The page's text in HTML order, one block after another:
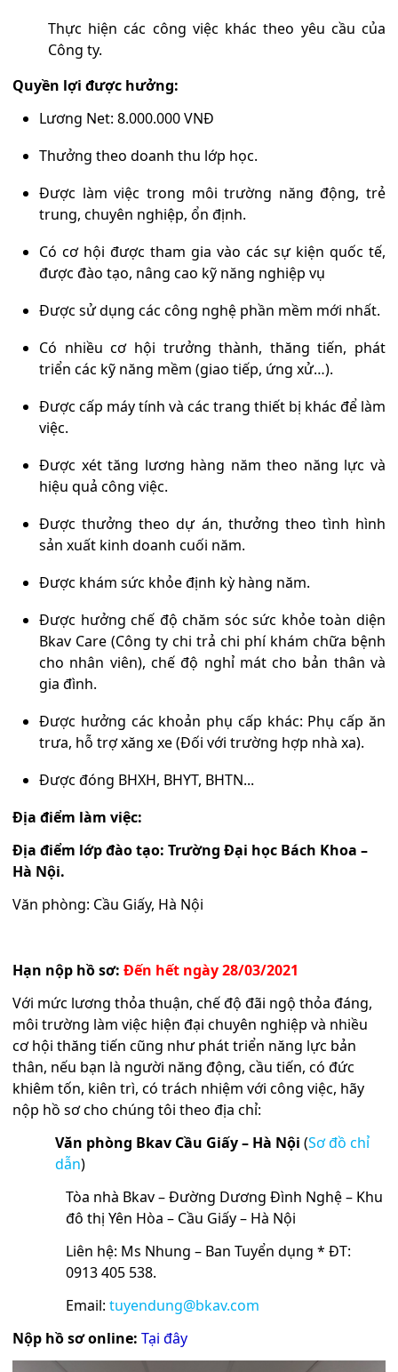
Thực hiện các công việc khác theo yêu cầu của
Công ty.
Quyền lợi được hưởng:
Lương Net: 8.000.000 VNĐ
Thưởng theo doanh thu lớp học.
Được làm việc trong môi trường năng động, trẻ
trung, chuyên nghiệp, ổn định.
Có cơ hội được tham gia vào các sự kiện quốc tế,
được đào tạo, nâng cao kỹ năng nghiệp vụ
Được sử dụng các công nghệ phần mềm mới nhất.
Có nhiều cơ hội trưởng thành, thăng tiến, phát
triển các kỹ năng mềm (giao tiếp, ứng xử…).
Được cấp máy tính và các trang thiết bị khác để làm
việc.
Được xét tăng lương hàng năm theo năng lực và
hiệu quả công việc.
Được thưởng theo dự án, thưởng theo tình hình
sản xuất kinh doanh cuối năm.
Được khám sức khỏe định kỳ hàng năm.
Được hưởng chế độ chăm sóc sức khỏe toàn diện
Bkav Care (Công ty chi trả chi phí khám chữa bệnh
cho nhân viên), chế độ nghỉ mát cho bản thân và
gia đình.
Được hưởng các khoản phụ cấp khác: Phụ cấp ăn
trưa, hỗ trợ xăng xe (Đối với trường hợp nhà xa).
Được đóng BHXH, BHYT, BHTN...
Địa điểm làm việc:
Địa điểm lớp đào tạo: Trường Đại học Bách Khoa –
Hà Nội.
Văn phòng: Cầu Giấy, Hà Nội
Hạn nộp hồ sơ: Đến hết ngày 28/03/2021
Với mức lương thỏa thuận, chế độ đãi ngộ thỏa đáng,
môi trường làm việc hiện đại chuyên nghiệp và nhiều
cơ hội thăng tiến cũng như phát triển năng lực bản
thân, nếu bạn là người năng động, cầu tiến, có đức
khiêm tốn, kiên trì, có trách nhiệm với công việc, hãy
nộp hồ sơ cho chúng tôi theo địa chỉ:
Văn phòng Bkav Cầu Giấy – Hà Nội (Sơ đồ chỉ
dẫn)
Tòa nhà Bkav – Đường Dương Đình Nghệ – Khu
đô thị Yên Hòa – Cầu Giấy – Hà Nội
Liên hệ: Ms Nhung – Ban Tuyển dụng * ĐT:
0913 405 538.
Email: tuyendung@bkav.com
Nộp hồ sơ online: Tại đây